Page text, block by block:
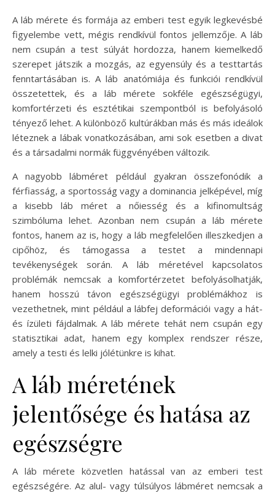
A láb mérete és formája az emberi test egyik legkevésbé
figyelembe vett, mégis rendkívül fontos jellemzője. A láb
nem csupán a test súlyát hordozza, hanem kiemelkedő
szerepet játszik a mozgás, az egyensúly és a testtartás
fenntartásában is. A láb anatómiája és funkciói rendkívül
összetettek, és a láb mérete sokféle egészségügyi,
komfortérzeti és esztétikai szempontból is befolyásoló
tényező lehet. A különböző kultúrákban más és más ideálok
léteznek a lábak vonatkozásában, ami sok esetben a divat
és a társadalmi normák függvényében változik.
A nagyobb lábméret például gyakran összefonódik a
férfiasság, a sportosság vagy a dominancia jelképével, míg
a kisebb láb méret a nőiesség és a kifinomultság
szimbóluma lehet. Azonban nem csupán a láb mérete
fontos, hanem az is, hogy a láb megfelelően illeszkedjen a
cipőhöz, és támogassa a testet a mindennapi
tevékenységek során. A láb méretével kapcsolatos
problémák nemcsak a komfortérzetet befolyásolhatják,
hanem hosszú távon egészségügyi problémákhoz is
vezethetnek, mint például a lábfej deformációi vagy a hát-
és ízületi fájdalmak. A láb mérete tehát nem csupán egy
statisztikai adat, hanem egy komplex rendszer része,
amely a testi és lelki jólétünkre is kihat.
A láb méretének
jelentősége és hatása az
egészségre
A láb mérete közvetlen hatással van az emberi test
egészségére. Az alul- vagy túlsúlyos lábméret nemcsak a